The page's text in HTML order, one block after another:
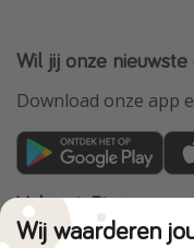
Wil jij onze nieuwste
Download onze app
VakantiePiraten
Group
Wij waarderen